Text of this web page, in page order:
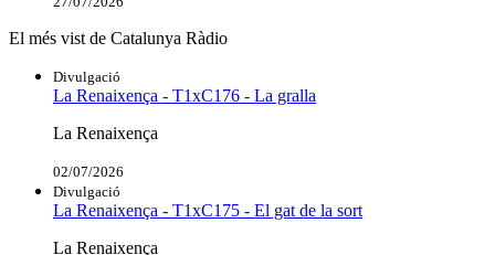
El més vist de Catalunya Ràdio
Divulgació
La Renaixença - T1xC176 - La gralla
La Renaixença
02/07/2026
Divulgació
La Renaixença - T1xC175 - El gat de la sort
La Renaixença